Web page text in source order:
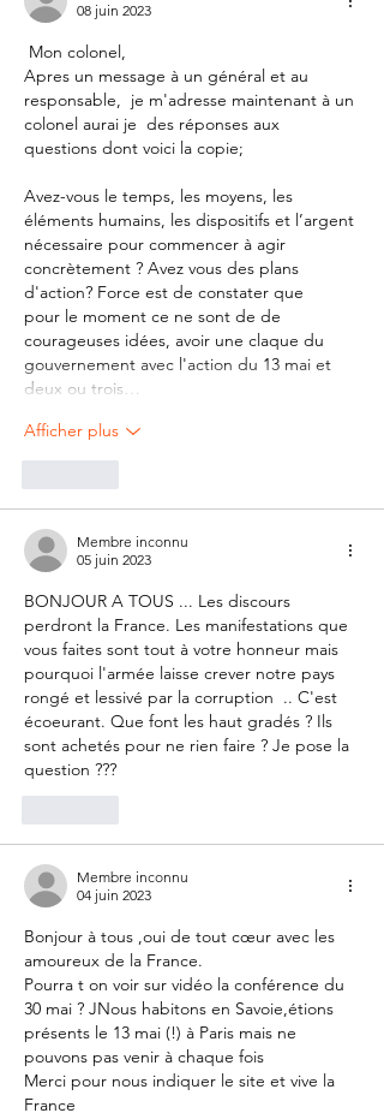
08 juin 2023
Mon colonel,
Apres un message à un général et au
responsable,  je m'adresse maintenant à un
colonel aurai je  des réponses aux
questions dont voici la copie;
Avez-vous le temps, les moyens, les
éléments humains, les dispositifs et l’argent
nécessaire pour commencer à agir
concrètement ? Avez vous des plans
d'action? Force est de constater que
pour le moment ce ne sont de de
courageuses idées, avoir une claque du
gouvernement avec l'action du 13 mai et
deux ou trois…
Afficher plus
Membre inconnu
05 juin 2023
BONJOUR A TOUS ... Les discours
perdront la France. Les manifestations que
vous faites sont tout à votre honneur mais
pourquoi l'armée laisse crever notre pays
rongé et lessivé par la corruption  .. C'est
écoeurant. Que font les haut gradés ? Ils
sont achetés pour ne rien faire ? Je pose la
question ???
Membre inconnu
04 juin 2023
Bonjour à tous ,oui de tout cœur avec les
amoureux de la France.
Pourra t on voir sur vidéo la conférence du
30 mai ? JNous habitons en Savoie,étions
présents le 13 mai (!) à Paris mais ne
pouvons pas venir à chaque fois
Merci pour nous indiquer le site et vive la
France